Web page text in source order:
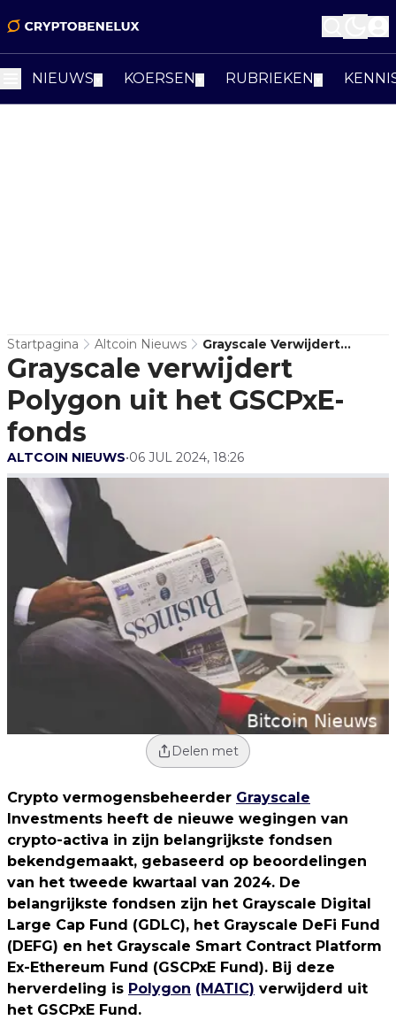
NIEUWS KOERSEN RUBRIEKEN
Startpagina Altcoin Nieuws
Grayscale Verwijdert
Polygon Uit Het GSCPxE-
Fonds
Grayscale verwijdert
Polygon uit het GSCPxE-
fonds
ALTCOIN NIEUWS•06 JUL 2024, 18:26
Delen met
Crypto vermogensbeheerder Grayscale
Investments heeft de nieuwe wegingen van
crypto-activa in zijn belangrijkste fondsen
bekendgemaakt, gebaseerd op beoordelingen
van het tweede kwartaal van 2024. De
belangrijkste fondsen zijn het Grayscale Digital
Large Cap Fund (GDLC), het Grayscale DeFi Fund
(DEFG) en het Grayscale Smart Contract Platform
Ex-Ethereum Fund (GSCPxE Fund). Bij deze
herverdeling is Polygon (MATIC) verwijderd uit
het GSCPxE Fund.